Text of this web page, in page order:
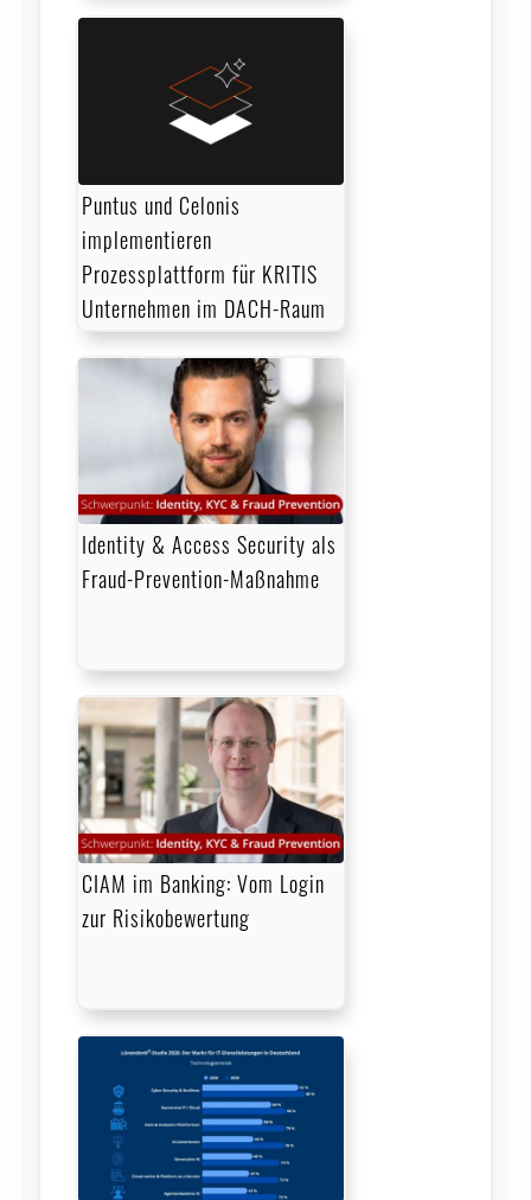
Puntus und Celonis
implementieren
Prozessplattform für KRITIS
Unternehmen im DACH-Raum
Identity & Access Security als
Fraud-Prevention-Maßnahme
CIAM im Banking: Vom Login
zur Risikobewertung